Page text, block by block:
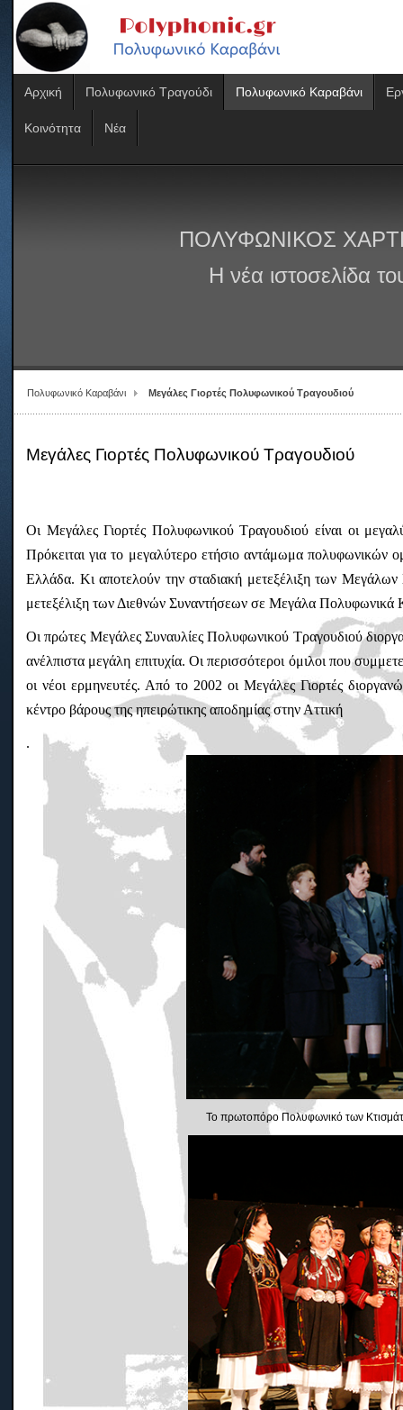
Αρχική Πολυφωνικό Τραγούδι Πολυφωνικό Καραβάνι
Κοινότητα Νέα
ΠΟΛΥΦΩΝΙΚΟΣ
Η νέα ιστοσελίδα
Πολυφωνικό Καραβάνι Μεγάλες Γιορτές Πολυφωνικού Τραγουδιού
Μεγάλες Γιορτές Πολυφωνικού Τραγουδιού
Οι Μεγάλες Γιορτές Πολυφωνικού Τραγουδιού είναι οι
Πρόκειται για το μεγαλύτερο ετήσιο αντάμωμα πολυφωνικών
Ελλάδα. Κι αποτελούν την σταδιακή μετεξέλιξη των
μετεξέλιξη των Διεθνών Συναντήσεων σε Μεγάλα Πολυφωνικά
Οι πρώτες Μεγάλες Συναυλίες Πολυφωνικού Τραγουδιού
ανέλπιστα μεγάλη επιτυχία. Οι περισσότεροι όμιλοι που
οι νέοι ερμηνευτές. Από το 2002 οι Μεγάλες Γιορτές
κέντρο βάρους της ηπειρώτικης αποδημίας στην Αττική
.
Το πρωτοπόρο Πολυφωνικό των